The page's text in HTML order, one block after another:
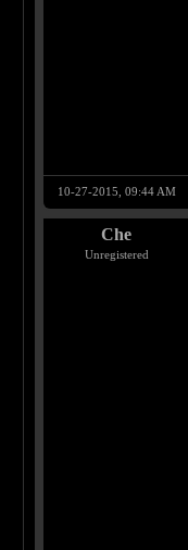
10-27-2015, 09:44 AM
Che
Unregistered